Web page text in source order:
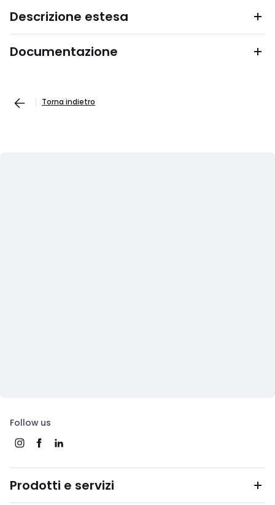
Descrizione estesa
Documentazione
Torna indietro
Follow us
Prodotti e servizi